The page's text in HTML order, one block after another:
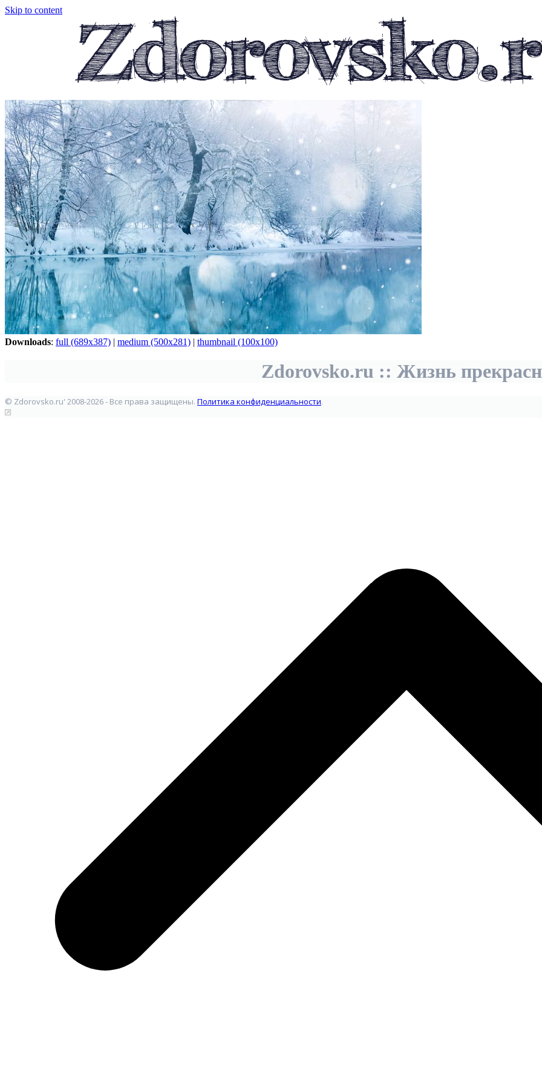
Skip to content
Downloads: full (689x387) | medium (500x281) | thumbnail (100x100)
Zdorovsko.ru :: Жизнь
© Zdorovsko.ru' 2008-2026 - Все права защищены. Политика конфиденциальности.